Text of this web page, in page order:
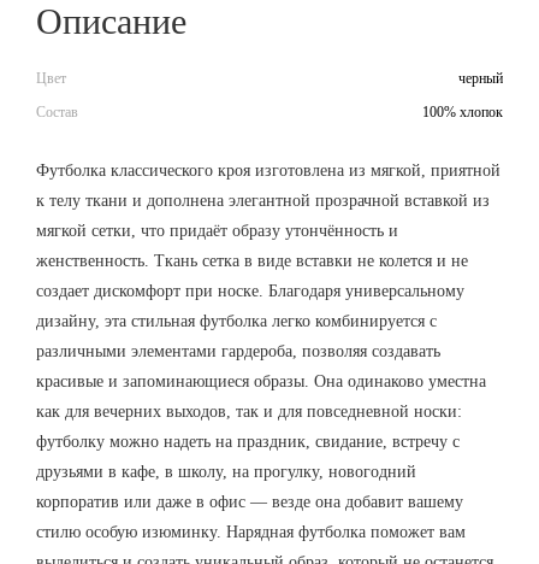
Описание
Цвет
черный
Состав
100% хлопок
Футболка классического кроя изготовлена из мягкой, приятной
к телу ткани и дополнена элегантной прозрачной вставкой из
мягкой сетки, что придаёт образу утончённость и
женственность. Ткань сетка в виде вставки не колется и не
создает дискомфорт при носке. Благодаря универсальному
дизайну, эта стильная футболка легко комбинируется с
различными элементами гардероба, позволяя создавать
красивые и запоминающиеся образы. Она одинаково уместна
как для вечерних выходов, так и для повседневной носки:
футболку можно надеть на праздник, свидание, встречу с
друзьями в кафе, в школу, на прогулку, новогодний
корпоратив или даже в офис — везде она добавит вашему
стилю особую изюминку. Нарядная футболка поможет вам